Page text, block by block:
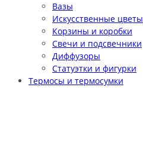
Вазы
Искусственные цветы
Корзины и коробки
Свечи и подсвечники
Диффузоры
Статуэтки и фигурки
Термосы и термосумки